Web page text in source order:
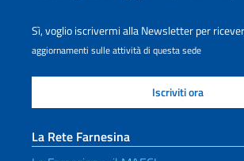
Sì, voglio iscrivermi alla Newsletter per
aggiornamenti sulle attività di questa sede
La Rete Farnesina